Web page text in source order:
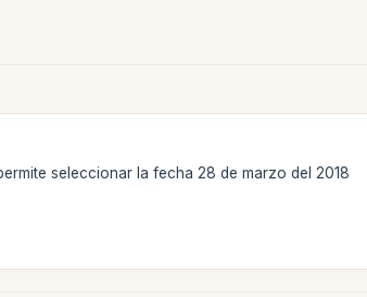
seleccionar la fecha 28 de marzo del 2018